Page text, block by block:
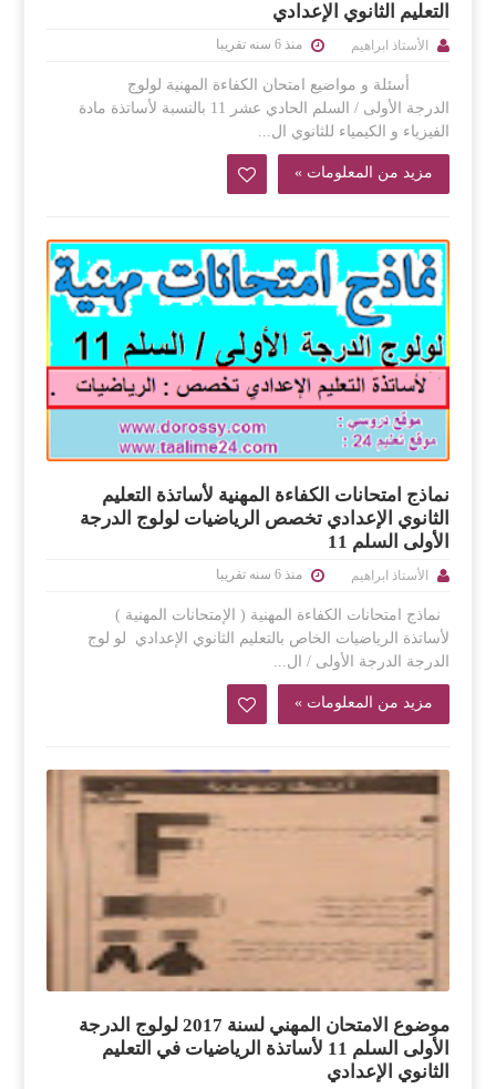
التعليم الثانوي الإعدادي
الأستاذ ابراهيم منذ 6 سنه تقريبا
أسئلة و مواضيع امتحان الكفاءة المهنية لولوج
الدرجة الأولى / السلم الحادي عشر 11 بالنسبة لأساتذة مادة
الفيزياء و الكيمياء للثانوي ال...
مزيد من المعلومات »
نماذج امتحانات الكفاءة المهنية لأساتذة التعليم
الثانوي الإعدادي تخصص الرياضيات لولوج الدرجة
الأولى السلم 11
الأستاذ ابراهيم منذ 6 سنه تقريبا
نماذج امتحانات الكفاءة المهنية ( الإمتحانات المهنية )
لأساتذة الرياضيات الخاص بالتعليم الثانوي الإعدادي لو لوج
الدرجة الدرجة الأولى / ال...
مزيد من المعلومات »
موضوع الامتحان المهني لسنة 2017 لولوج الدرجة
الأولى السلم 11 لأساتذة الرياضيات في التعليم
الثانوي الإعدادي